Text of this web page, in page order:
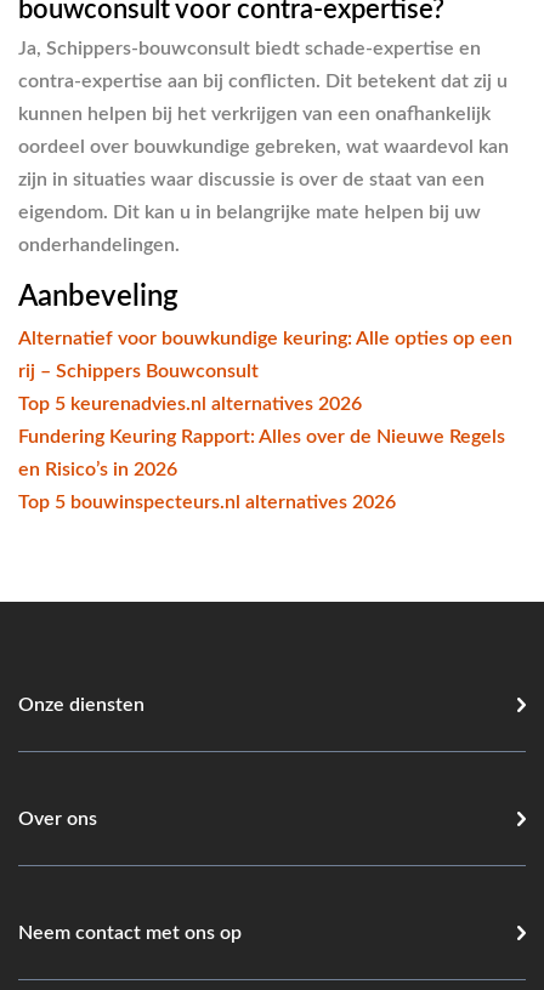
bouwconsult voor contra-expertise?
Ja, Schippers-bouwconsult biedt schade-expertise en
contra-expertise aan bij conflicten. Dit betekent dat zij u
kunnen helpen bij het verkrijgen van een onafhankelijk
oordeel over bouwkundige gebreken, wat waardevol kan
zijn in situaties waar discussie is over de staat van een
eigendom. Dit kan u in belangrijke mate helpen bij uw
onderhandelingen.
Aanbeveling
Alternatief voor bouwkundige keuring: Alle opties op een
rij – Schippers Bouwconsult
Top 5 keurenadvies.nl alternatives 2026
Fundering Keuring Rapport: Alles over de Nieuwe Regels
en Risico’s in 2026
Top 5 bouwinspecteurs.nl alternatives 2026
Onze diensten
Over ons
Neem contact met ons op